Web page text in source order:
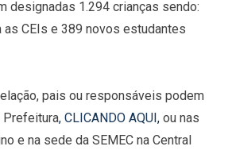
designadas 1.294 crianças sendo:
as CEIs e 389 novos estudantes
pais ou responsáveis podem
Prefeitura, CLICANDO AQUI, ou nas
e na sede da SEMEC na Central